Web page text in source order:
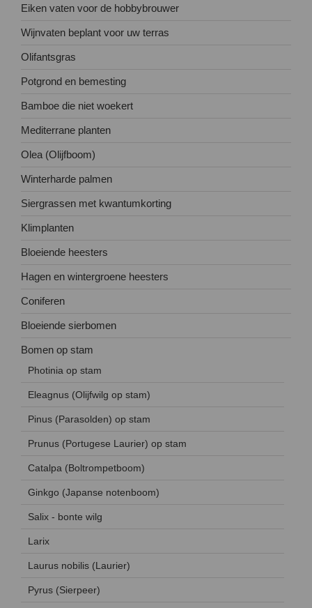
Eiken vaten voor de hobbybrouwer
Wijnvaten beplant voor uw terras
Olifantsgras
Potgrond en bemesting
Bamboe die niet woekert
Mediterrane planten
Olea (Olijfboom)
Winterharde palmen
Siergrassen met kwantumkorting
Klimplanten
Bloeiende heesters
Hagen en wintergroene heesters
Coniferen
Bloeiende sierbomen
Bomen op stam
Photinia op stam
Eleagnus (Olijfwilg op stam)
Pinus (Parasolden) op stam
Prunus (Portugese Laurier) op stam
Catalpa (Boltrompetboom)
Ginkgo (Japanse notenboom)
Salix - bonte wilg
Larix
Laurus nobilis (Laurier)
Pyrus (Sierpeer)